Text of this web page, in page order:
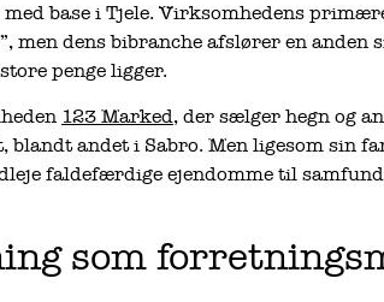
base i Tjele. Virksomhedens
men dens bibranche afslører en anden
penge ligger.
123 Marked, der sælger hegn og
andet i Sabro. Men ligesom sin
faldefærdige ejendomme til
som